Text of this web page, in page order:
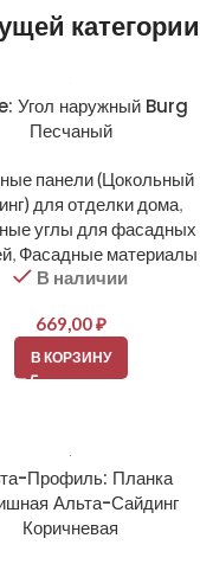
категории
Угол наружный Burg
Песчаный
панели (Цокольный
для отделки дома,
углы для фасадных
, Фасадные материалы
В наличии
669,00₽
В КОРЗИНУ
Профиль: Планка
Альта-Сайдинг
Коричневая